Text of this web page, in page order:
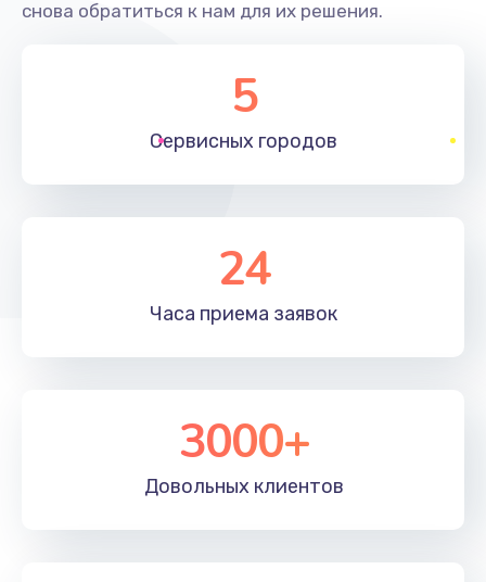
снова обратиться к нам для их решения.
5
Сервисных городов
24
Часа приема заявок
3000+
Довольных клиентов